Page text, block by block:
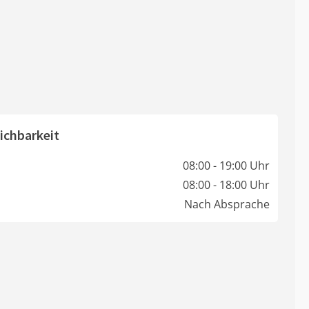
08:00 - 19:00 Uhr
08:00 - 18:00 Uhr
Nach Absprache